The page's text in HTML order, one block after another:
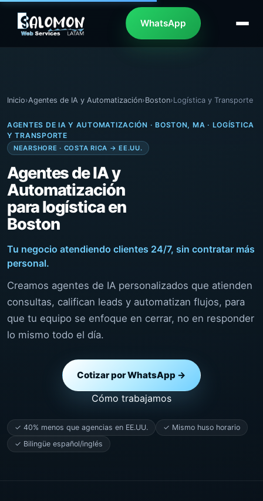
WhatsApp
Inicio›Agentes de IA y Automatización›Boston›Logística y Transporte
AGENTES DE IA Y AUTOMATIZACIÓN · BOSTON, MA · LOGÍSTICA
Y TRANSPORTE
NEARSHORE · COSTA RICA → EE.UU.
Agentes de IA y
Automatización
para logística en
Boston
Tu negocio atendiendo clientes 24/7, sin contratar más
personal.
Creamos agentes de IA personalizados que atienden
consultas, califican leads y automatizan flujos, para
que tu equipo se enfoque en cerrar, no en responder
lo mismo todo el día.
Cotizar por WhatsApp →
Cómo trabajamos
✓ 40% menos que agencias en EE.UU.
✓ Mismo huso horario
✓ Bilingüe español/inglés